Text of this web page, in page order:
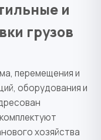
и
грузов
перемещения и
оборудования и
хозяйства